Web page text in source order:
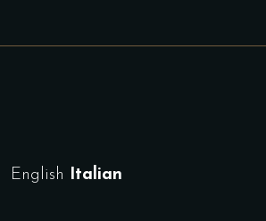
English Italian